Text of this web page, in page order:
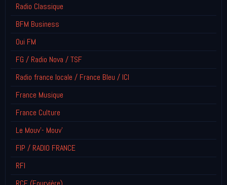
Radio Classique
BFM Business
Oui FM
FG / Radio Nova / TSF
Radio france locale / France Bleu / ICI
France Musique
France Culture
Le Mouv'- Mouv'
FIP / RADIO FRANCE
RFI